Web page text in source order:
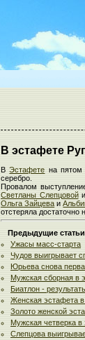
В эстафете
ВЭстафете на
серебро.
Провалом
Светланы Слепцовойи
Ольга Зайцева и
отстеряла достаточно
Предыдущие
Ужасы масс-старта
Чудов выигрывает
Юрьева снова
Мужская сборная в
Биатлон -
Женская эстафета
Золото женской
Мужская четверка
Слепцова